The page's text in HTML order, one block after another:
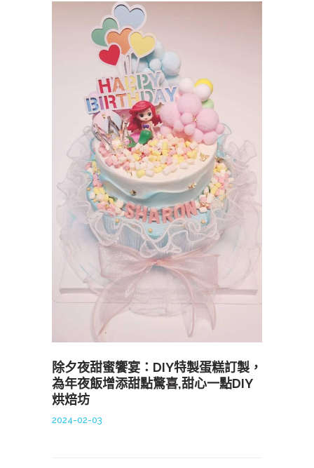
除夕夜甜蜜饗宴：DIY特製蛋糕訂製，
為年夜飯增添甜點驚喜,甜心一點DIY
烘焙坊
2024-02-03